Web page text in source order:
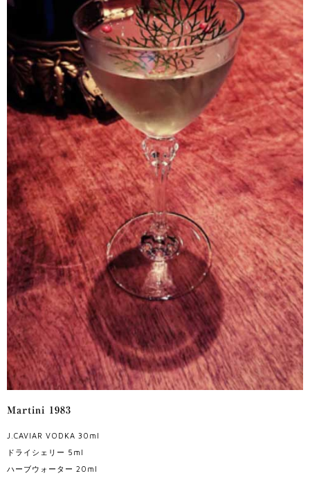
Martini 1983
J.CAVIAR VODKA 30ml
ドライシェリー 5ml
ハーブウォーター 20ml